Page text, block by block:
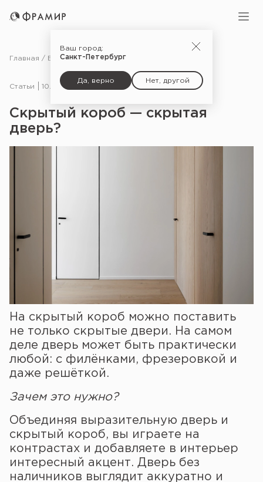
Ваш город:
Санкт-Петербург
Да, верно Нет, другой
Главная Блог Статьи
Статьи 10.05.24
Скрытый короб — скрытая
дверь?
На скрытый короб можно поставить
не только скрытые двери. На самом
деле дверь может быть практически
любой: с филёнками, фрезеровкой и
даже решёткой.
Зачем это нужно?
Объединяя выразительную дверь и
скрытый короб, вы играете на
контрастах и добавляете в интерьер
интересный акцент. Дверь без
наличников выглядит аккуратно и